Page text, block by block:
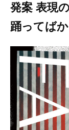
発案 表現
踊ってば